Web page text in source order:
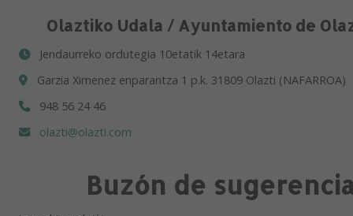
Olaztiko Udala / Ayuntamiento de
Jendaurreko ordutegia 10etatik 14etara
Garzia Ximenez enparantza 1 p.k. 31809 Olazti (NAFARROA)
948 56 24 46
olazti@olazti.com
Buzón de